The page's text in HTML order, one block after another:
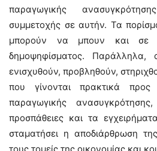
παραγωγικής
συμμετοχής σε αυτήν. Τα
μπορούν να μπουν και σε
δημοψηφίσματος.
ενισχυθούν, προβληθούν,
που γίνονται πρακτικά
παραγωγικής
προσπάθειες και τα
σταματήσει η αποδιάρθρωση